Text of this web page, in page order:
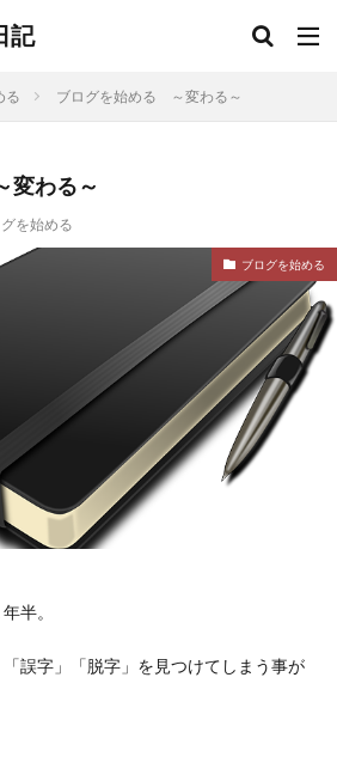
記
る ブログを始める ～変わる～
わる～
を始める
ブログを始める
半。
誤字」「脱字」を見つけてしまう事が